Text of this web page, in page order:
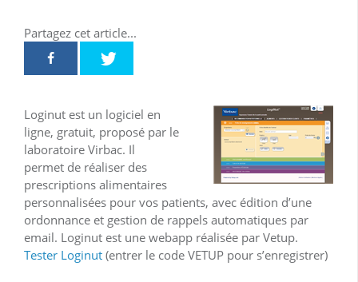
Partagez cet article...
Loginut est un logiciel en
ligne, gratuit, proposé par le
laboratoire Virbac. Il
permet de réaliser des
prescriptions alimentaires
personnalisées pour vos patients, avec édition d’une
ordonnance et gestion de rappels automatiques par
email. Loginut est une webapp réalisée par Vetup.
Tester Loginut (entrer le code VETUP pour s’enregistrer)